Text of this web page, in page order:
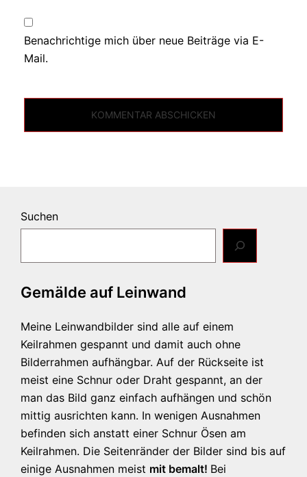
Benachrichtige mich über neue Beiträge via E-
Mail.
Suchen
Gemälde auf Leinwand
Meine Leinwandbilder sind alle auf einem
Keilrahmen gespannt und damit auch ohne
Bilderrahmen aufhängbar. Auf der Rückseite ist
meist eine Schnur oder Draht gespannt, an der
man das Bild ganz einfach aufhängen und schön
mittig ausrichten kann. In wenigen Ausnahmen
befinden sich anstatt einer Schnur Ösen am
Keilrahmen. Die Seitenränder der Bilder sind bis auf
einige Ausnahmen meist mit bemalt! Bei